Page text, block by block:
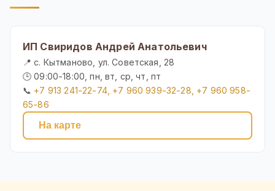
ИП Свиридов Андрей Анатольевич
📍 с. Кытманово, ул. Советская, 28
🕒 09:00-18:00, пн, вт, ср, чт, пт
📞 +7 913 241-22-74, +7 960 939-32-28, +7 960 958-
65-86
На карте